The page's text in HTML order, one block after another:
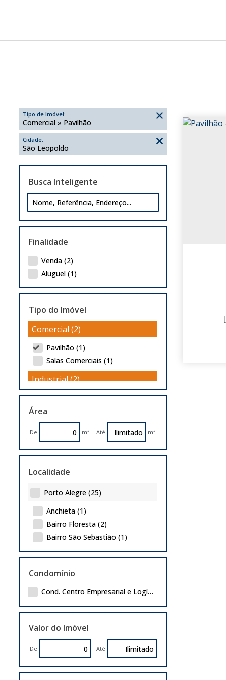
Tipo de Imóvel:
Comercial » Pavilhão
Cidade:
São Leopoldo
Busca Inteligente
Finalidade
Venda (2)
Aluguel (1)
Tipo do Imóvel
Comercial (2)
Pavilhão (1)
Salas Comerciais (1)
Industrial (2)
Pavilhão (2)
Área
De m² Até m²
Localidade
Porto Alegre (25)
Anchieta (1)
Bairro Floresta (2)
Bairro São Sebastião (1)
Floresta (5)
Rubem Berta (2)
Santa Maria Goretti (1)
Sarandi (1)
Gravataí (20)
Centro (2)
Condomínio
Cond. Centro Empresarial e Logístico São Leopoldo (1)
Valor do Imóvel
De Até